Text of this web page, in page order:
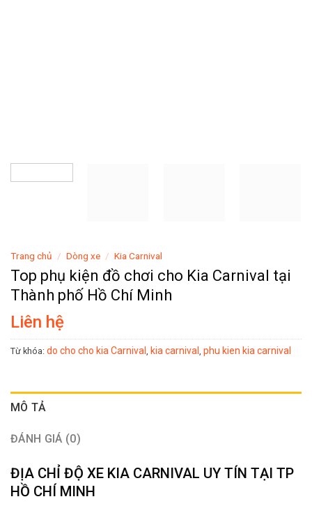
Trang chủ / Dòng xe / Kia Carnival
Top phụ kiện đồ chơi cho Kia Carnival tại
Thành phố Hồ Chí Minh
Liên hệ
Từ khóa: do cho cho kia Carnival , kia carnival , phu kien kia carnival
MÔ TẢ
ĐÁNH GIÁ (0)
ĐỊA CHỈ ĐỘ XE KIA CARNIVAL UY TÍN TẠI TP
HỒ CHÍ MINH